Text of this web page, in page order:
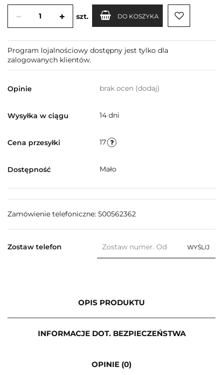
szt. DO KOSZYKA
Program lojalnościowy dostępny jest tylko dla
zalogowanych klientów.
Opinie brak ocen (dodaj)
Wysyłka w ciągu 14 dni
Cena przesyłki 17
Dostępność Mało
Zamówienie telefoniczne: 500562362
Zostaw telefon WYŚLIJ
OPIS PRODUKTU
INFORMACJE DOT. BEZPIECZEŃSTWA
OPINIE (0)